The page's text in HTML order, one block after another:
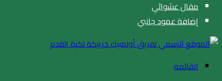
مقال عشوائي
إضافة عمود جانبي
القائمة